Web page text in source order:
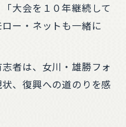
大会を１０年継続して
ー・ネットも一緒に
者は、女川・雄勝フォ
、復興への道のりを感